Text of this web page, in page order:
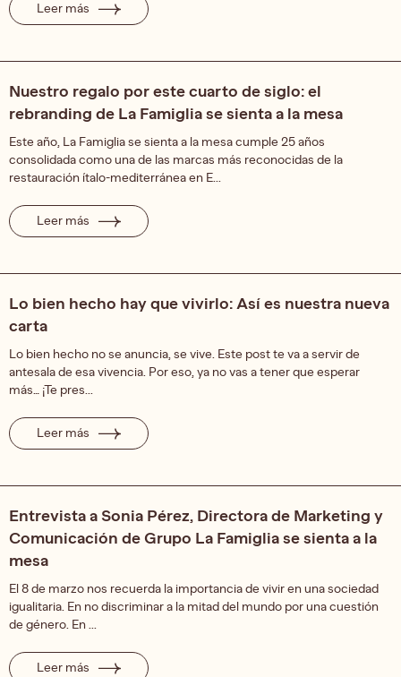
Leer más
Nuestro regalo por este cuarto de siglo: el
rebranding de La Famiglia se sienta a la mesa
Este año, La Famiglia se sienta a la mesa cumple 25 años
consolidada como una de las marcas más reconocidas de la
restauración ítalo-mediterránea en E...
Leer más
Lo bien hecho hay que vivirlo: Así es nuestra nueva
carta
Lo bien hecho no se anuncia, se vive. Este post te va a servir de
antesala de esa vivencia. Por eso, ya no vas a tener que esperar
más… ¡Te pres...
Leer más
Entrevista a Sonia Pérez, Directora de Marketing y
Comunicación de Grupo La Famiglia se sienta a la
mesa
El 8 de marzo nos recuerda la importancia de vivir en una sociedad
igualitaria. En no discriminar a la mitad del mundo por una cuestión
de género. En ...
Leer más